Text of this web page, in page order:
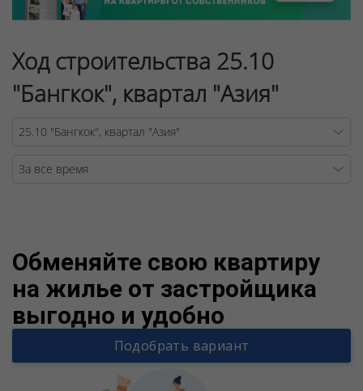
Ход строительства 25.10
"Бангкок", квартал "Азия"
Обменяйте свою квартиру
на жилье от застройщика
выгодно и удобно
Подобрать вариант